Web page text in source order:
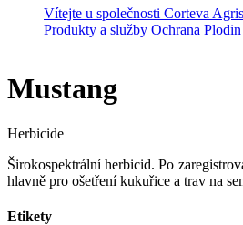
Vítejte u společnosti Corteva
Produkty a služby Ochrana Plodin
Mustang
Herbicide
Širokospektrální herbicid. Po
hlavně pro ošetření kukuřice a trav na
Etikety